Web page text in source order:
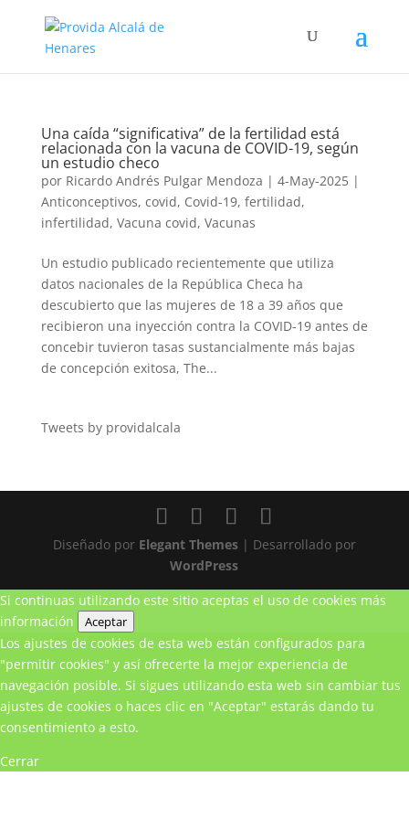
Una caída “significativa” de la fertilidad está
relacionada con la vacuna de COVID-19, según
un estudio checo
por Ricardo Andrés Pulgar Mendoza | 4-May-2025|
Anticonceptivos, covid, Covid-19, fertilidad,
infertilidad, Vacuna covid, Vacunas
Un estudio publicado recientemente que utiliza
datos nacionales de la República Checa ha
descubierto que las mujeres de 18 a 39 años que
recibieron una inyección contra la COVID-19 antes de
concebir tuvieron tasas sustancialmente más bajas
de concepción exitosa, The...
Tweets by providalcala
Diseñado por Elegant Themes| Desarrollado por
WordPress
Si continuas utilizando este sitio aceptas el uso de cookies más
información
Aceptar
Los ajustes de cookies de esta web están configurados para
"permitir cookies" y así ofrecerte la mejor experiencia de
navegación posible. Si sigues utilizando esta web sin cambiar tus
ajustes de cookies o haces clic en "Aceptar" estarás dando tu
consentimiento a esto.
Cerrar